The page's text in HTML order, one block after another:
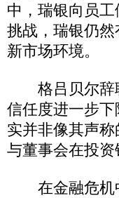
中，瑞银向员
挑战，瑞银仍
新市场环境。
格吕贝尔辞职
信任度进一步
实并非像其声
与董事会在投资
在金融危机中